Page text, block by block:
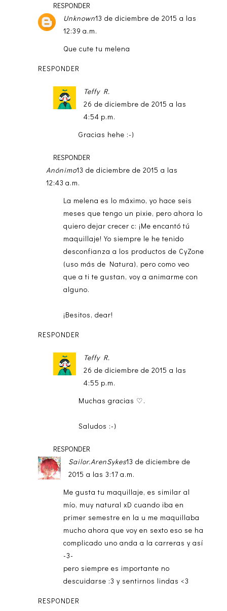
RESPONDER
Unknown13 de diciembre de 2015 a las
12:39 a.m.
Que cute tu melena
RESPONDER
Teffy R.
26 de diciembre de 2015 a las
4:54 p.m.
Gracias hehe :-)
RESPONDER
Anónimo13 de diciembre de 2015 a las
12:43 a.m.
La melena es lo máximo, yo hace seis
meses que tengo un pixie, pero ahora lo
quiero dejar crecer c: ¡Me encantó tú
maquillaje! Yo siempre le he tenido
desconfianza a los productos de CyZone
(uso más de Natura), pero como veo
que a ti te gustan, voy a animarme con
alguno.
¡Besitos, dear!
RESPONDER
Teffy R.
26 de diciembre de 2015 a las
4:55 p.m.
Muchas gracias ♡.
Saludos :-)
RESPONDER
Sailor.ArenSykes13 de diciembre de
2015 a las 3:17 a.m.
Me gusta tu maquillaje, es similar al
mío, muy natural xD cuando iba en
primer semestre en la u me maquillaba
mucho ahora que voy en sexto eso se ha
complicado uno anda a la carreras y así
-3-
pero siempre es importante no
descuidarse :3 y sentirnos lindas <3
RESPONDER